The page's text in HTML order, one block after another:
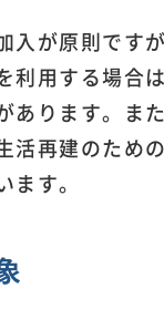
入が原則です
利用する場合
あります。ま
活再建のため
ます。